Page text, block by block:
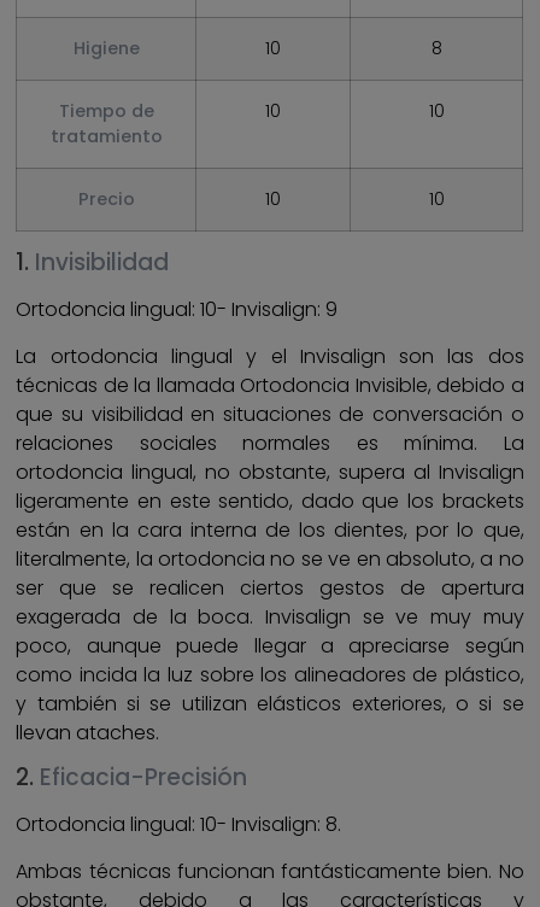
Higiene 10 8
Tiempo de
tratamiento
10 10
Precio 10 10
1. Invisibilidad
Ortodoncia lingual: 10- Invisalign: 9
La ortodoncia lingual y el Invisalign son las dos
técnicas de la llamada Ortodoncia Invisible, debido a
que su visibilidad en situaciones de conversación o
relaciones sociales normales es mínima. La
ortodoncia lingual, no obstante, supera al Invisalign
ligeramente en este sentido, dado que los brackets
están en la cara interna de los dientes, por lo que,
literalmente, la ortodoncia no se ve en absoluto, a no
ser que se realicen ciertos gestos de apertura
exagerada de la boca. Invisalign se ve muy muy
poco, aunque puede llegar a apreciarse según
como incida la luz sobre los alineadores de plástico,
y también si se utilizan elásticos exteriores, o si se
llevan ataches.
2. Eficacia-Precisión
Ortodoncia lingual: 10- Invisalign: 8.
Ambas técnicas funcionan fantásticamente bien. No
obstante, debido a las características y